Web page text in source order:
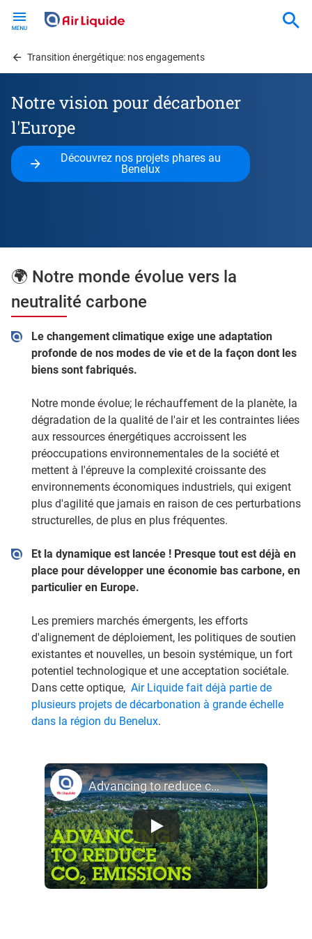
contentTransition énergétique: nos engagements
Notre vision pour décarboner
l'Europe
Découvrez nos projets phares au
Benelux
🌍 Notre monde évolue vers la
neutralité carbone
Advancing to reduce carbon emissions - Air Liquide
Le changement climatique exige une adaptation
profonde de nos modes de vie et de la façon dont les
biens sont fabriqués.
Notre monde évolue; le réchauffement de la planète, la
dégradation de la qualité de l'air et les contraintes liées
aux ressources énergétiques accroissent les
préoccupations environnementales de la société et
mettent à l'épreuve la complexité croissante des
environnements économiques industriels, qui exigent
plus d'agilité que jamais en raison de ces perturbations
structurelles, de plus en plus fréquentes.
Et la dynamique est lancée ! Presque tout est déjà en
place pour développer une économie bas carbone, en
particulier en Europe.
Les premiers marchés émergents, les efforts
d'alignement de déploiement, les politiques de soutien
existantes et nouvelles, un besoin systémique, un fort
potentiel technologique et une acceptation sociétale.
Dans cette optique, Air Liquide fait déjà partie de
plusieurs projets de décarbonation à grande échelle
dans la région du Benelux.